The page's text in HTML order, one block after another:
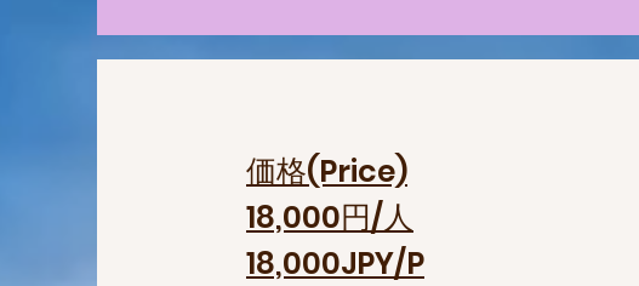
価格(Price)
18,000円/人
18,000JPY/P